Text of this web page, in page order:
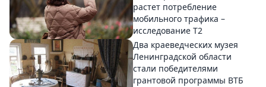
растет потребление
мобильного трафика –
исследование T2
Два краеведческих музея
Ленинградской области
стали победителями
грантовой программы ВТБ